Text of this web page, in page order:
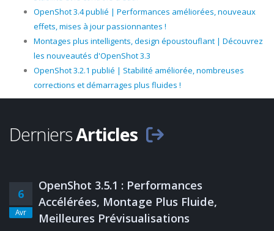
OpenShot 3.4 publié | Performances améliorées, nouveaux
effets, mises à jour passionnantes !
Montages plus intelligents, design époustouflant | Découvrez
les nouveautés d'OpenShot 3.3
OpenShot 3.2.1 publié | Stabilité améliorée, nombreuses
corrections et démarrages plus fluides !
DerniersArticles
6
Avr
OpenShot 3.5.1 : Performances
Accélérées, Montage Plus Fluide,
Meilleures Prévisualisations